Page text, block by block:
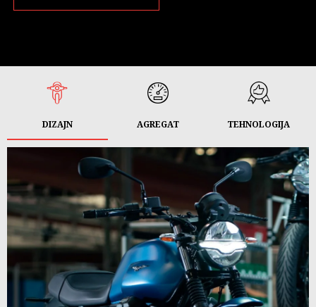
DIZAJN AGREGAT TEHNOLOGIJA